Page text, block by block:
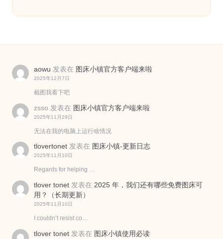
aowu 发表在 图床小镇官方客户端来啦
2025年12月7日
截图我看下吧
zsso 发表在 图床小镇官方客户端来啦
2025年11月29日
无法在我的电脑上运行啥情况
tlovertonet 发表在 图床小镇-更新日志
2025年11月10日
Regards for helping …
tlover tonet 发表在 2025 年，我们还有哪些免费图床可
用？（长期更新）
2025年11月10日
I couldn’t resist co…
tlover tonet 发表在 图床小镇使用必读